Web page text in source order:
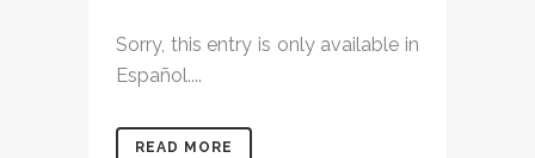
Sorry, this entry is only available in
Español....
READ MORE